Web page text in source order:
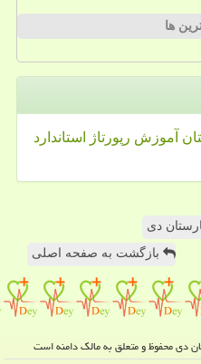
ها
آموزش رپورتاژ
استاندارد
دی
بازگشت به صفحه اصلی